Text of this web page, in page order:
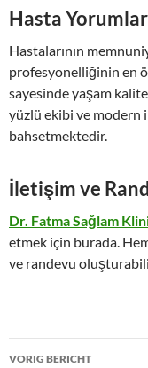
Hasta
Hastalarının
profesyonelliğinin en
sayesinde yaşam
yüzlü ekibi ve modern
bahsetmektedir.
İletişim ve
Dr. Fatma Sağlam
etmek için burada.
ve randevu
Bericht
VORIG BERICHT